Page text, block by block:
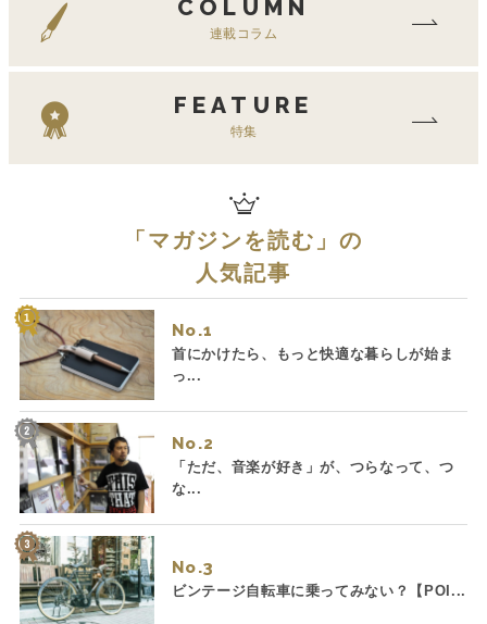
COLUMN
連載コラム
FEATURE
特集
「 マガジンを読む 」の
人気記事
No.
首にかけたら、もっと快適な暮らしが始ま
っ...
No.
「ただ、音楽が好き」が、つらなって、つ
な...
No.
ビンテージ自転車に乗ってみない？【POI...